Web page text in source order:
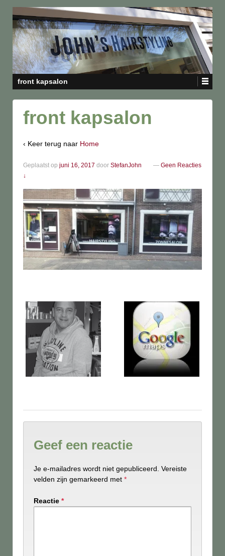
front kapsalon
front kapsalon
‹ Keer terug naar Home
Geplaatst op juni 16, 2017 door StefanJohn — Geen Reacties
↓
Geef een reactie
Je e-mailadres wordt niet gepubliceerd. Vereiste
velden zijn gemarkeerd met *
Reactie *